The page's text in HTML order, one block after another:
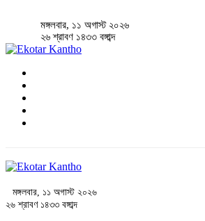
মঙ্গলবার, ১১ অগাস্ট ২০২৬
২৬ শ্রাবণ ১৪৩৩ বঙ্গাব্দ
মঙ্গলবার, ১১ অগাস্ট ২০২৬
২৬ শ্রাবণ ১৪৩৩ বঙ্গাব্দ